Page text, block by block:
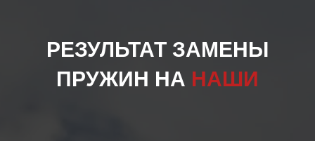
РЕЗУЛЬТАТ ЗАМЕНЫ
ПРУЖИН НА НАШИ